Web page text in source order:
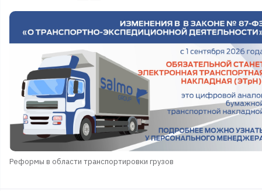
Реформы в области транспортировки грузов